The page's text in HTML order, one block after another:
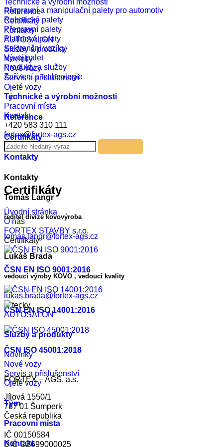
Přepravní a manipulační palety pro automotiv
Robotické palety
Přepravní palety
Platinové palety
Sekvenční vozíky
Vývoj palet
Produkty a služby
Zařízení a technologie
Technické a výrobní možnosti
Reference
Certifikáty
Kontakty
Kontakty
Tomáš Langr
ředitel divize kovovýroba
tomas.langr@fortex-ags.cz
Lukáš Brada
vedoucí výroby KOVO , vedoucí kvality
lukas.brada@fortex-ags.cz
AUTOSALON
Služby a produkty
Novinky
Nové vozy
Servis a příslušenství
Ojeté vozy
Tým
Pracovní místa
Kontakt
Technické a výrobní možnosti
Reference
Certifikáty
Kontakty
AUTOSALON
Služby a produkty
Novinky
Nové vozy
Servis a příslušenství
Ojeté vozy
Tým
Pracovní místa
Kontakt
+420 583 310 111
fortex@fortex-ags.cz
Certifikáty
Úvodní stránka
O nás
FORTEX STAVBY s.r.o.
Certifikáty
ČSN EN ISO 9001:2016
ČSN EN ISO 14001:2016
ČSN ISO 45001:2018
FORTEX – AGS, a.s.
Jílová 1550/1
787 01 Šumperk
Česká republika
IČ 00150584
DIČ CZ699000025